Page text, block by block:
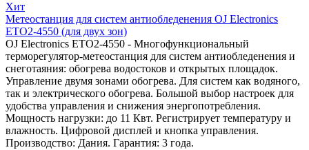
Хит
Метеостанция для систем антиобледенения OJ Electronics
ETO2-4550 (для двух зон)
OJ Electronics ETO2-4550 - Многофункциональный
терморегулятор-метеостанция для систем антиобледенения и
снеготаяния: обогрева водостоков и открытых площадок.
Управление двумя зонами обогрева. Для систем как водяного,
так и электрического обогрева. Большой выбор настроек для
удобства управления и снижения энергопотребления.
Мощность нагрузки: до 11 Квт. Регистрирует температуру и
влажность. Цифровой дисплей и кнопка управления.
Производство: Дания. Гарантия: 3 года.